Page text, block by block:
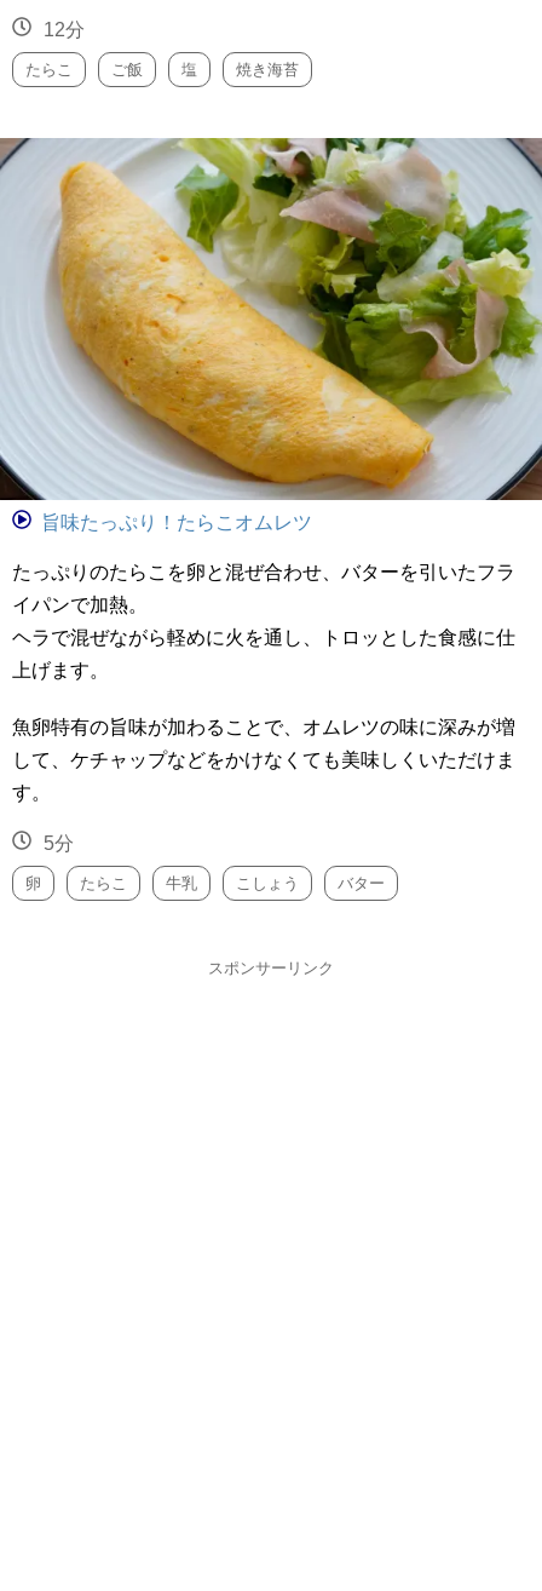
12分
たらこ ご飯 塩 焼き海苔
旨味たっぷり！たらこオムレツ
たっぷりのたらこを卵と混ぜ合わせ、バターを引いたフラ
イパンで加熱。
ヘラで混ぜながら軽めに火を通し、トロッとした食感に仕
上げます。
魚卵特有の旨味が加わることで、オムレツの味に深みが増
して、ケチャップなどをかけなくても美味しくいただけま
す。
5分
卵 たらこ 牛乳 こしょう バター
スポンサーリンク